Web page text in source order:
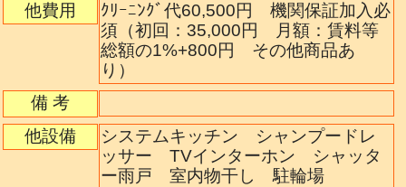
他費用
ｸﾘｰﾆﾝｸﾞ代60,500円 機関保証加入必
須（初回：35,000円 月額：賃料等
総額の1%+800円 その他商品あ
り）
備 考
他設備
システムキッチン シャンプードレ
ッサー TVインターホン シャッタ
ー雨戸 室内物干し 駐輪場